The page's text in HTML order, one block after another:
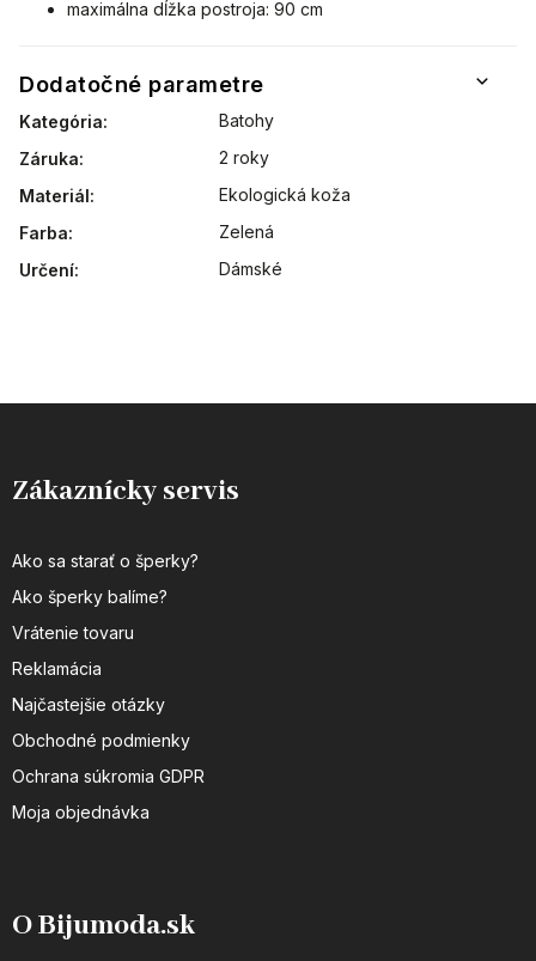
maximálna dĺžka postroja: 90 cm
Dodatočné parametre
Kategória:
Batohy
Záruka:
2 roky
Materiál:
Ekologická koža
Farba:
Zelená
Určení: Dámské
Zákaznícky servis
Ako sa starať o šperky?
Ako šperky balíme?
Vrátenie tovaru
Reklamácia
Najčastejšie otázky
Obchodné podmienky
Ochrana súkromia GDPR
Moja objednávka
O Bijumoda.sk